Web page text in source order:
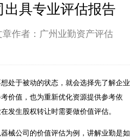
具专业评估报告
章作者：广州业勤资产评估
于被动的状态，就会选择先了解企业
价值，也为重新优化资源提供参考依
发生股权转让时需要做价值评估。
械公司的价值评估为例，讲解业勤是如